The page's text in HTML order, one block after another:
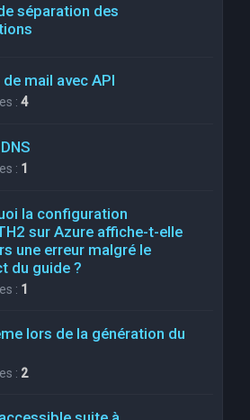
séparation des
de mail avec API
: 4
: 1
la configuration
sur Azure affiche-t-elle
une erreur malgré le
du guide ?
: 1
lors de la génération du
: 2